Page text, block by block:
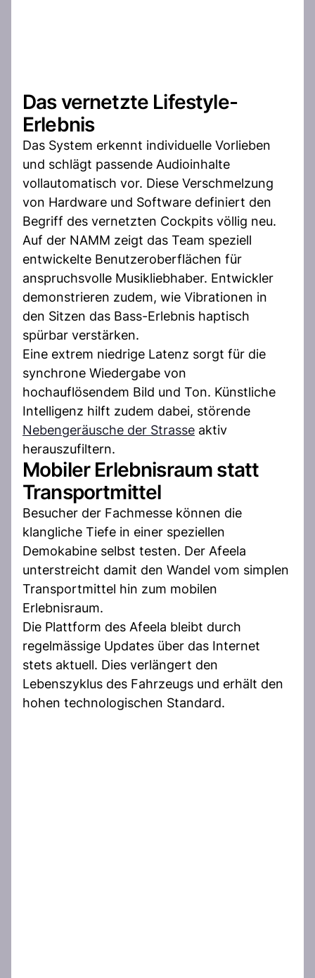
Das vernetzte Lifestyle-
Erlebnis
Das System erkennt individuelle Vorlieben
und schlägt passende Audioinhalte
vollautomatisch vor. Diese Verschmelzung
von Hardware und Software definiert den
Begriff des vernetzten Cockpits völlig neu.
Auf der NAMM zeigt das Team speziell
entwickelte Benutzeroberflächen für
anspruchsvolle Musikliebhaber. Entwickler
demonstrieren zudem, wie Vibrationen in
den Sitzen das Bass-Erlebnis haptisch
spürbar verstärken.
Eine extrem niedrige Latenz sorgt für die
synchrone Wiedergabe von
hochauflösendem Bild und Ton. Künstliche
Intelligenz hilft zudem dabei, störende
Nebengeräusche der Strasse aktiv
herauszufiltern.
Mobiler Erlebnisraum statt
Transportmittel
Besucher der Fachmesse können die
klangliche Tiefe in einer speziellen
Demokabine selbst testen. Der Afeela
unterstreicht damit den Wandel vom simplen
Transportmittel hin zum mobilen
Erlebnisraum.
Die Plattform des Afeela bleibt durch
regelmässige Updates über das Internet
stets aktuell. Dies verlängert den
Lebenszyklus des Fahrzeugs und erhält den
hohen technologischen Standard.